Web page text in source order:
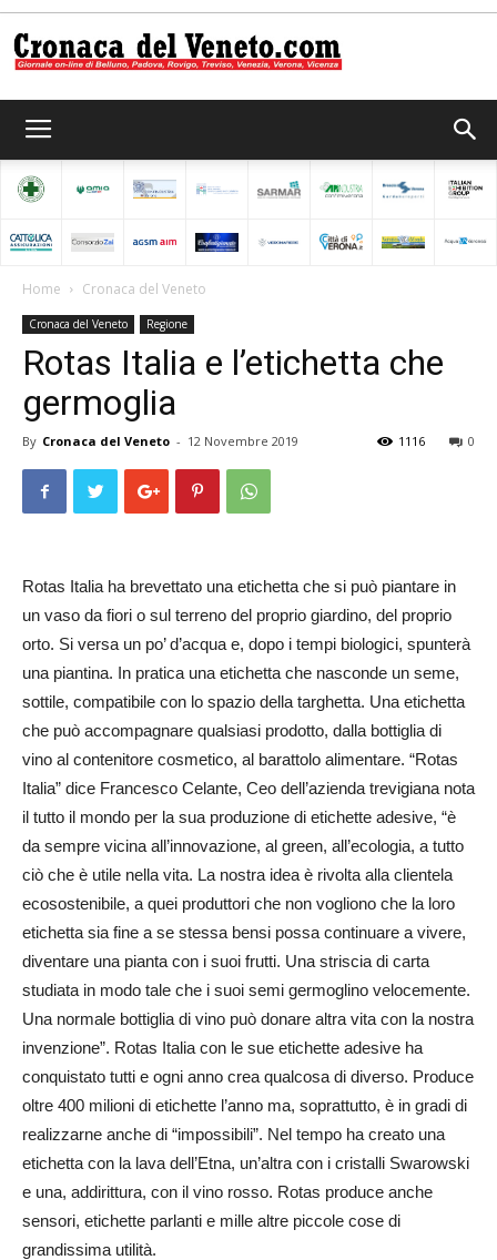
del
Home Cronaca del Veneto
Cronaca del Veneto Regione
Rotas Italia e l’etichetta che
germoglia
By Cronaca del Veneto - 12 Novembre 2019 0
1116
Rotas Italia ha brevettato una etichetta che si può piantare in
un vaso da fiori o sul terreno del proprio giardino, del proprio
orto. Si versa un po’ d’acqua e, dopo i tempi biologici, spunterà
una piantina. In pratica una etichetta che nasconde un seme,
sottile, compatibile con lo spazio della targhetta. Una etichetta
che può accompagnare qualsiasi prodotto, dalla bottiglia di
vino al contenitore cosmetico, al barattolo alimentare. “Rotas
Italia” dice Francesco Celante, Ceo dell’azienda trevigiana nota
il tutto il mondo per la sua produzione di etichette adesive, “è
da sempre vicina all’innovazione, al green, all’ecologia, a tutto
ciò che è utile nella vita. La nostra idea è rivolta alla clientela
ecosostenibile, a quei produttori che non vogliono che la loro
etichetta sia fine a se stessa bensi possa continuare a vivere,
diventare una pianta con i suoi frutti. Una striscia di carta
studiata in modo tale che i suoi semi germoglino velocemente.
Una normale bottiglia di vino può donare altra vita con la nostra
invenzione”. Rotas Italia con le sue etichette adesive ha
conquistato tutti e ogni anno crea qualcosa di diverso. Produce
oltre 400 milioni di etichette l’anno ma, soprattutto, è in gradi di
realizzarne anche di “impossibili”. Nel tempo ha creato una
etichetta con la lava dell’Etna, un’altra con i cristalli Swarowski
e una, addirittura, con il vino rosso. Rotas produce anche
sensori, etichette parlanti e mille altre piccole cose di
grandissima utilità.